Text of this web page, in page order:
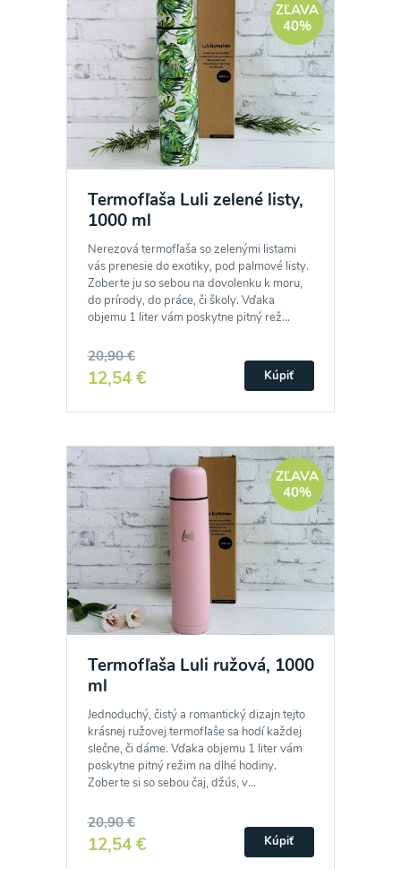
ZĽAVA
40%
Termofľaša Luli zelené listy,
1000 ml
Nerezová termofľaša so zelenými listami
vás prenesie do exotiky, pod palmové listy.
Zoberte ju so sebou na dovolenku k moru,
do prírody, do práce, či školy. Vďaka
objemu 1 liter vám poskytne pitný rež...
20,90 €
12,54 € Kúpiť
ZĽAVA
40%
Termofľaša Luli ružová, 1000
ml
Jednoduchý, čistý a romantický dizajn tejto
krásnej ružovej termofľaše sa hodí každej
slečne, či dáme. Vďaka objemu 1 liter vám
poskytne pitný režim na dlhé hodiny.
Zoberte si so sebou čaj, džús, v...
20,90 €
12,54 € Kúpiť